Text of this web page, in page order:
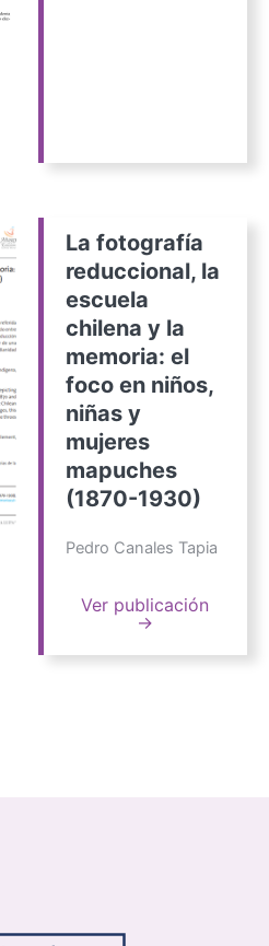
La fotografía
reduccional, la
escuela
chilena y la
memoria: el
foco en niños,
niñas y
mujeres
mapuches
(1870-1930)
Pedro Canales Tapia
Ver publicación
→